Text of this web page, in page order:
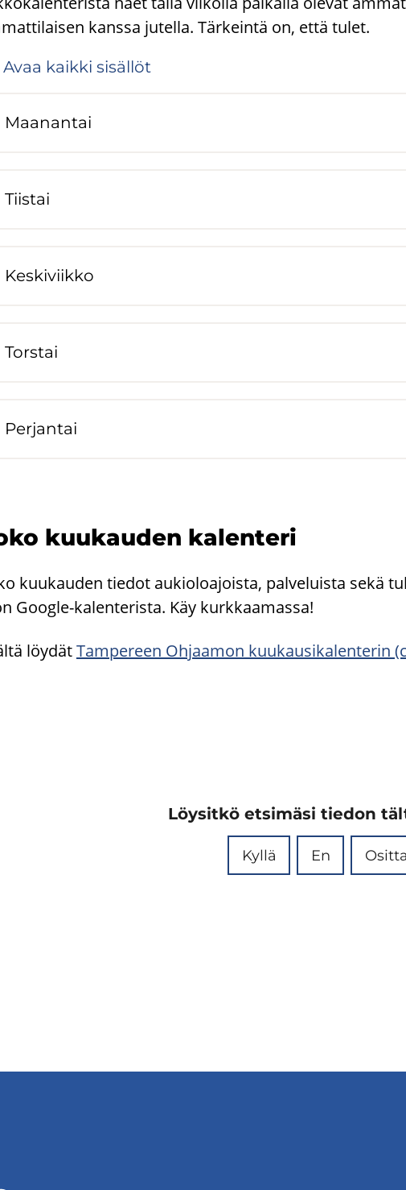
kanssa jutella. Tärkeintä on, että tulet.
Avaa kaik­ki si­säl­löt
Maa­nan­tai
Tiis­tai
Kes­ki­viik­ko
Tors­tai
Per­jan­tai
kuu­kau­den ka­len­te­ri
kuu­kau­den tie­dot au­kio­loa­jois­ta, pal­ve­luis­ta sekä
Google-​kalenterista. Käy kurk­kaa­mas­sa!
löy­dätTam­pe­reen Oh­jaa­mon kuu­kausi­ka­len­te­rin
Löysitkö etsimäsi tiedon
Kyllä En